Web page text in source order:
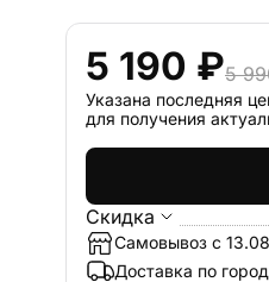
5 190 ₽5
Указана последняя
для получения
Скидка
Самовывоз с
Доставка по